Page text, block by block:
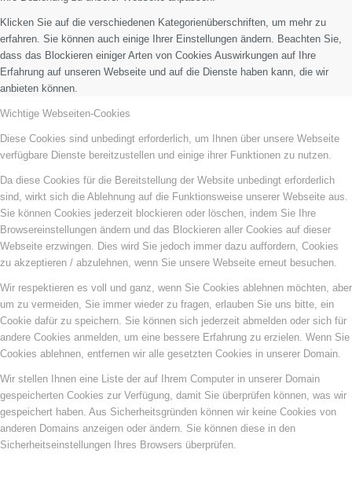
Klicken Sie auf die verschiedenen Kategorienüberschriften, um mehr zu
erfahren. Sie können auch einige Ihrer Einstellungen ändern. Beachten Sie,
dass das Blockieren einiger Arten von Cookies Auswirkungen auf Ihre
Erfahrung auf unseren Webseite und auf die Dienste haben kann, die wir
anbieten können.
Wichtige Webseiten-Cookies
Diese Cookies sind unbedingt erforderlich, um Ihnen über unsere Webseite
verfügbare Dienste bereitzustellen und einige ihrer Funktionen zu nutzen.
Da diese Cookies für die Bereitstellung der Website unbedingt erforderlich
sind, wirkt sich die Ablehnung auf die Funktionsweise unserer Webseite aus.
Sie können Cookies jederzeit blockieren oder löschen, indem Sie Ihre
Browsereinstellungen ändern und das Blockieren aller Cookies auf dieser
Webseite erzwingen. Dies wird Sie jedoch immer dazu auffordern, Cookies
zu akzeptieren / abzulehnen, wenn Sie unsere Webseite erneut besuchen.
Wir respektieren es voll und ganz, wenn Sie Cookies ablehnen möchten, aber
um zu vermeiden, Sie immer wieder zu fragen, erlauben Sie uns bitte, ein
Cookie dafür zu speichern. Sie können sich jederzeit abmelden oder sich für
andere Cookies anmelden, um eine bessere Erfahrung zu erzielen. Wenn Sie
Cookies ablehnen, entfernen wir alle gesetzten Cookies in unserer Domain.
Wir stellen Ihnen eine Liste der auf Ihrem Computer in unserer Domain
gespeicherten Cookies zur Verfügung, damit Sie überprüfen können, was wir
gespeichert haben. Aus Sicherheitsgründen können wir keine Cookies von
anderen Domains anzeigen oder ändern. Sie können diese in den
Sicherheitseinstellungen Ihres Browsers überprüfen.